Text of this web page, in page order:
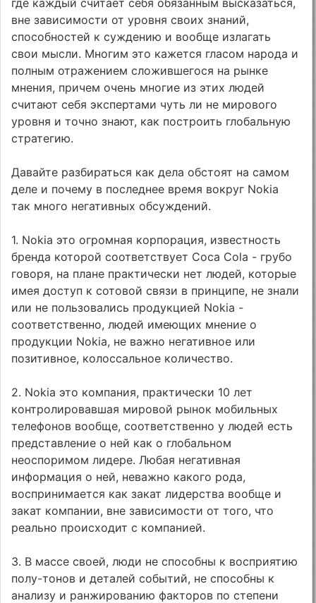
вне зависимости от уровня своих знаний,
способностей к суждению и вообще излагать
свои мысли. Многим это кажется гласом народа и
полным отражением сложившегося на рынке
мнения, причем очень многие из этих людей
считают себя экспертами чуть ли не мирового
уровня и точно знают, как построить глобальную
стратегию.
Давайте разбираться как дела обстоят на самом
деле и почему в последнее время вокруг Nokia
так много негативных обсуждений.
1. Nokia это огромная корпорация, известность
бренда которой соответствует Coca Cola - грубо
говоря, на плане практически нет людей, которые
имея доступ к сотовой связи в принципе, не знали
или не пользовались продукцией Nokia -
соответственно, людей имеющих мнение о
продукции Nokia, не важно негативное или
позитивное, колоссальное количество.
2. Nokia это компания, практически 10 лет
контролировавшая мировой рынок мобильных
телефонов вообще, соответственно у людей есть
представление о ней как о глобальном
неоспоримом лидере. Любая негативная
информация о ней, неважно какого рода,
воспринимается как закат лидерства вообще и
закат компании, вне зависимости от того, что
реально происходит с компанией.
3. В массе своей, люди не способны к восприятию
полу-тонов и деталей событий, не способны к
анализу и ранжированию факторов по степени